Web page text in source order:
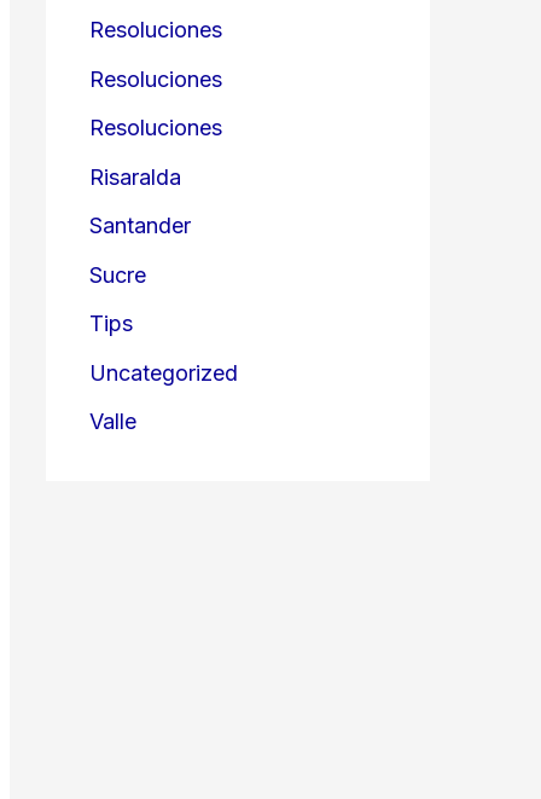
Resoluciones
Resoluciones
Resoluciones
Risaralda
Santander
Sucre
Tips
Uncategorized
Valle